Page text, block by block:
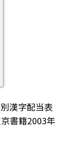
漢字配当表
書籍2003年